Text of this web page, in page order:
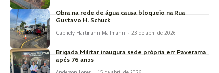
Obra na rede de água causa bloqueio na Rua
Gustavo H. Schuck
Gabriely Hartmann Mallmann - 23 de abril de 2026
Brigada Militar inaugura sede própria em Paverama
após 76 anos